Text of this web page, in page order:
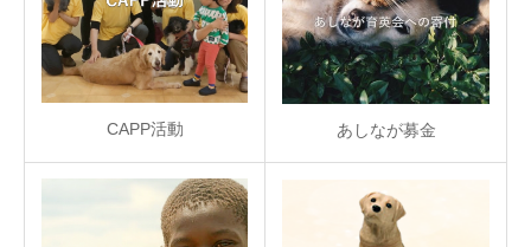
CAPP活動 あしなが募金